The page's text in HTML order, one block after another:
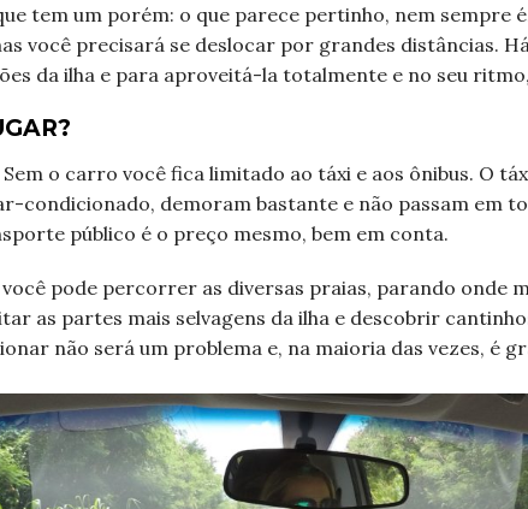
tem um porém: o que parece pertinho, nem sempre
você precisará se deslocar por grandes distâncias.
da ilha e para aproveitá-la totalmente e no seu
o carro você fica limitado ao táxi e aos ônibus. O
condicionado, demoram bastante e não passam em
público é o preço mesmo, bem em conta.
pode percorrer as diversas praias, parando onde
as partes mais selvagens da ilha e descobrir
não será um problema e, na maioria das vezes, é